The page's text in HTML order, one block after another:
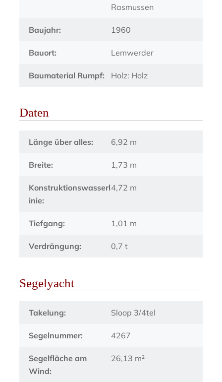
Rasmussen
Baujahr: 1960
Bauort: Lemwerder
Baumaterial Rumpf: Holz: Holz
Daten
Länge über alles: 6,92 m
Breite: 1,73 m
Konstruktionswasserl
inie:
4,72 m
Tiefgang: 1,01 m
Verdrängung: 0,7 t
Segelyacht
Takelung: Sloop 3/4tel
Segelnummer: 4267
Segelfläche am
Wind:
26,13 m²